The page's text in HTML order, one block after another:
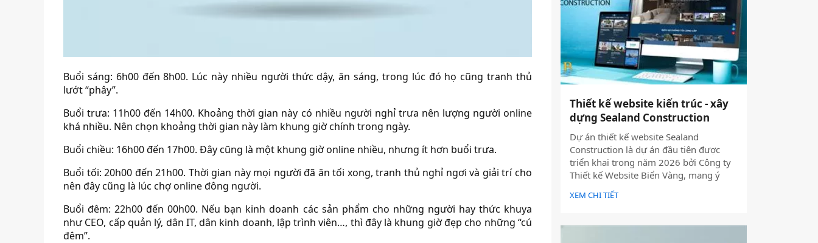
Buổi sáng: 6h00 đến 8h00. Lúc này nhiều người thức dậy, ăn sáng, trong lúc đó họ cũng tranh thủ
lướt “phây”.
Buổi trưa: 11h00 đến 14h00. Khoảng thời gian này có nhiều người nghỉ trưa nên lượng người online
khá nhiều. Nên chọn khoảng thời gian này làm khung giờ chính trong ngày.
Buổi chiều: 16h00 đến 17h00. Đây cũng là một khung giờ online nhiều, nhưng ít hơn buổi trưa.
Buổi tối: 20h00 đến 21h00. Thời gian này mọi người đã ăn tối xong, tranh thủ nghỉ ngơi và giải trí cho
nên đây cũng là lúc chợ online đông người.
Buổi đêm: 22h00 đến 00h00. Nếu bạn kinh doanh các sản phẩm cho những người hay thức khuya
như CEO, cấp quản lý, dân IT, dân kinh doanh, lập trình viên…, thì đây là khung giờ đẹp cho những “cú
đêm”.
Thiết kế website kiến trúc - xây
dựng Sealand Construction
Dự án thiết kế website Sealand
Construction là dự án đầu tiên được
triển khai trong năm 2026 bởi Công ty
Thiết kế Website Biển Vàng, mang ý
nghĩa mở đầu cho một năm phát triển
mới với định hướng chuyên nghiệp, bài
XEM CHI TIẾT